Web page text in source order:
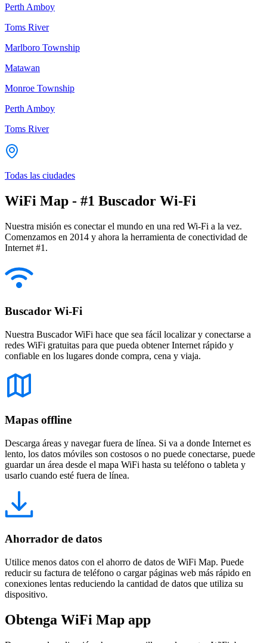
Perth Amboy
Toms River
Marlboro Township
Matawan
Monroe Township
Perth Amboy
Toms River
Todas las ciudades
WiFi Map - #1 Buscador Wi-Fi
Nuestra misión es conectar el mundo en una red Wi-Fi a la vez.
Comenzamos en 2014 y ahora la herramienta de conectividad de
Internet #1.
Buscador Wi-Fi
Nuestra Buscador WiFi hace que sea fácil localizar y conectarse a
redes WiFi gratuitas para que pueda obtener Internet rápido y
confiable en los lugares donde compra, cena y viaja.
Mapas offline
Descarga áreas y navegar fuera de línea. Si va a donde Internet es
lento, los datos móviles son costosos o no puede conectarse, puede
guardar un área desde el mapa WiFi hasta su teléfono o tableta y
usarlo cuando esté fuera de línea.
Ahorrador de datos
Utilice menos datos con el ahorro de datos de WiFi Map. Puede
reducir su factura de teléfono o cargar páginas web más rápido en
conexiones lentas reduciendo la cantidad de datos que utiliza su
dispositivo.
Obtenga WiFi Map app